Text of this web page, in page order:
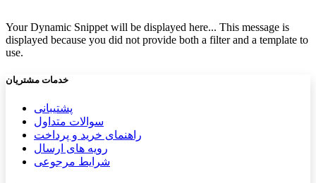
Your Dynamic Snippet will be displayed here... This message is
displayed because you did not provide both a filter and a template to
use.
خدمات مشتریان
پشتیب​​انی
سوالات متداول
راهنمای خرید و پرداخت
رویه های ارسال
شرایط مرجوعی